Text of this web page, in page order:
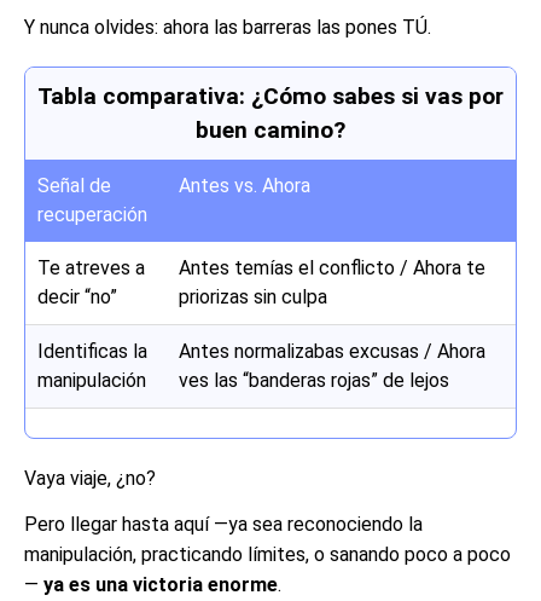
Y nunca olvides: ahora las barreras las pones TÚ.
Tabla comparativa: ¿Cómo sabes si vas por
buen camino?
Señal de
recuperación
Antes vs. Ahora
Te atreves a
decir “no”
Antes temías el conflicto / Ahora te
priorizas sin culpa
Identificas la
manipulación
Antes normalizabas excusas / Ahora
ves las “banderas rojas” de lejos
Vaya viaje, ¿no?
Pero llegar hasta aquí —ya sea reconociendo la
manipulación, practicando límites, o sanando poco a poco
— ya es una victoria enorme.